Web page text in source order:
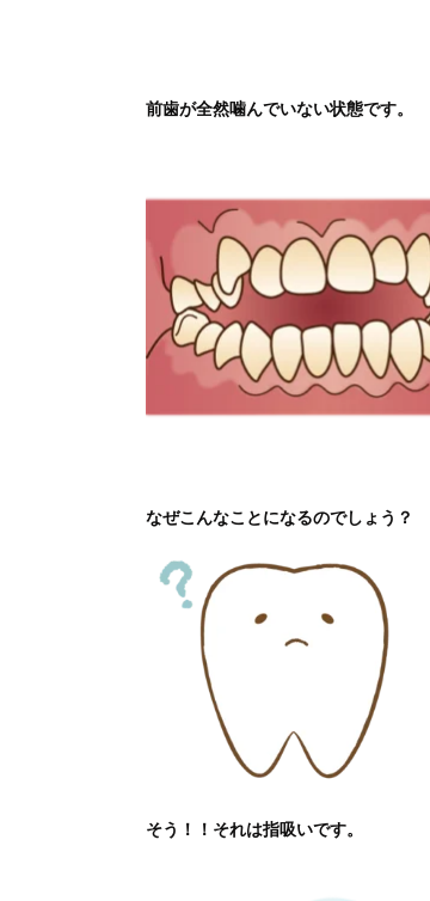
前歯が全然噛んでいない状態です。
なぜこんなことになるのでしょう？
そう！！それは指吸いです。